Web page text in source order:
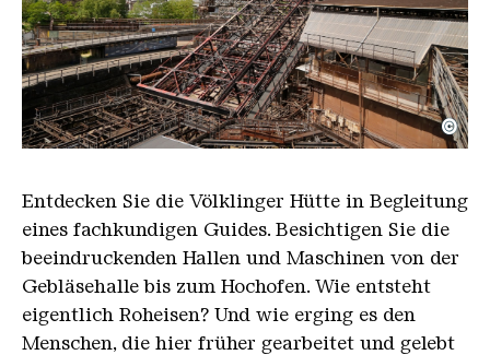
Der Erzschrägaufzug der Völklinger Hütte mit
Copyright: Weltkulturerbe Völklinger Hütte | Karl
©
Entdecken Sie die Völklinger Hütte in Begleitung
eines fachkundigen Guides. Besichtigen Sie die
beeindruckenden Hallen und Maschinen von der
Gebläsehalle bis zum Hochofen. Wie entsteht
eigentlich Roheisen? Und wie erging es den
Menschen, die hier früher gearbeitet und gelebt